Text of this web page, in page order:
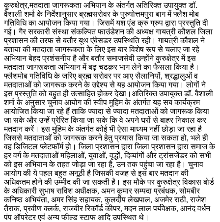
कुरुक्षेत्र,मतदाता जागरूकता अभियान के अंतर्गत अतिरिक्त उपायुक्त डॉ.
वैशाली शर्मा के निर्देशानुसार ब्रह्मसरोवर के पुरुषोत्तमपुरा बाग में फ्लैश मोब
गतिविधि का आयोजन किया गया। जिसमें यश एंड क्रु ग्रुप द्वारा प्रस्तुति दी
गई। गैर सरकारी संस्था संकल्पित फाउंडेशन की अध्यक्ष गायत्री कौशल जिला
प्रशासन की तरफ से बतौर यूथ एंबेसडर उपस्थिति रही। गायत्री कौशल ने
बताया की मतदाता जागरूकता के लिए इस बार विशेष रूप से चलाए जा रहे
अभियान बेहद प्रशंसनीय है और बतौर समाजसेवी उन्होंने कुरुक्षेत्र में इस
मतदाता जागरूकता अभियान में बढ़ चढक़र भाग लेने का फैसला किया है।
फ्लैशमोब गतिविधि के जरिए ब्रह्म सरोवर पर आए सैलानियों, श्रद्धालुओं व
मतदाताओं को जागरूक करने के उद्देश्य से यह आयोजन किया गया। लोगों ने
इस प्रस्तुति को बहुत ही उत्साहित होकर देखा।अतिरिक्त उपायुक्त डॉ. वैशाली
शर्मा के अनुसार चुनाव आयोग की स्वीप मुहिम के अंतर्गत यह सब कार्यक्रम
आयोजित किया जा रहे हैं ताकि ज्यादा से ज्यादा मतदाताओं को जागरूक किया
जा सके और उन्हें प्रेरित किया जा सके कि वे अपने घरों से बाहर निकाल कर
मतदान करें। इस मुहिम के अंतर्गत कोई भी ऐसा माध्यम नहीं छोड़ा जा रहा है
जिससे मतदाताओं को जागरूक करने हेतु प्रयास किया जा सकता हो, भले ही
वह डिजिटल प्लेटफॉर्म हो। जिला प्रशासन द्वारा जिला प्रशासन द्वारा समाज के
हर वर्ग के मतदाताओं महिलाओं, युवाओं, वृद्धों, दिव्यांगों और ट्रांसजेंडर को सभी
को इस अभियान के तहत जोड़ा जा रहा है, उन तक पहुंचा जा रहा है। चुनाव
आयोग की ये पहल बहुत अनूठी है जिसकी वजह से इस बार मतदान की
अधिकतम होने की उम्मीद की जा सकती है। इस मौके पर कुरुक्षेत्र विकास बोर्ड
के अधिकारी सुभाष राविश अधीक्षक, अमन कुमार सम्पदा प्रबंधक, सोमबीर
कनिष्ठ अभियंता, अमर सिंह सहायक, कुलदीप लेखपाल, अजमेर राठी, राजेश
तैराक, प्रवीण क्लर्क, राजबीर रिकॉर्ड कीपर, मदन लाल पर्यवेक्षक, आनंद वर्धन
पंप ऑपरेटर एवं अन्य फील्ड स्टाफ आदि उपस्थित थे।